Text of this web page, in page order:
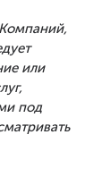
или
под